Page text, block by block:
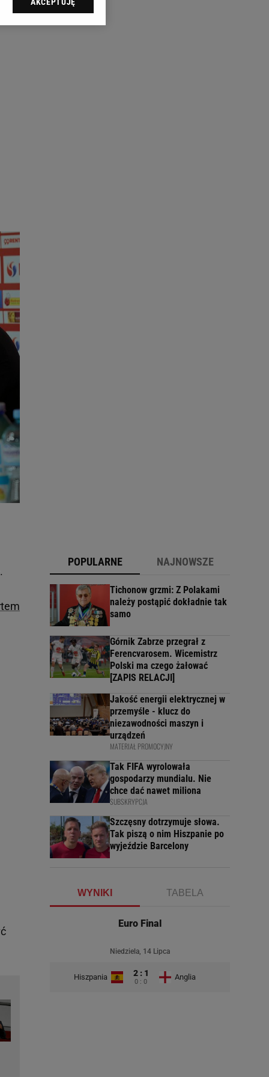
POPULARNE NAJNOWSZE
Tichonow grzmi: Z Polakami
należy postąpić dokładnie tak
samo
Górnik Zabrze przegrał z
Ferencvarosem. Wicemistrz
Polski ma czego żałować
[ZAPIS RELACJI]
Jakość energii elektrycznej w
przemyśle - klucz do
niezawodności maszyn i
urządzeń
MATERIAŁ PROMOCYJNY
Tak FIFA wyrolowała
gospodarzy mundialu. Nie
chce dać nawet miliona
SUBSKRYPCJA
Szczęsny dotrzymuje słowa.
Tak piszą o nim Hiszpanie po
wyjeździe Barcelony
WYNIKI TABELA
Euro Final
Niedziela, 14 Lipca
Hiszpania 2 : 1
0 : 0
Anglia
sp. z o.o., jej
swoje preferencje
reklam i treści,